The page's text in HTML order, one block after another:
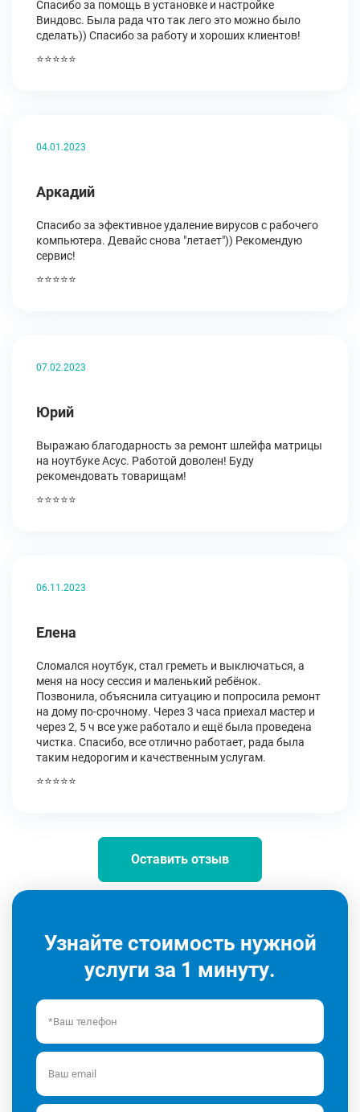
Спасибо за помощь в установке и настройке
Виндовс. Была рада что так лего это можно было
сделать)) Спасибо за работу и хороших клиентов!
⭐⭐⭐⭐⭐
04.01.2023
Аркадий
Спасибо за эфективное удаление вирусов с рабочего
компьютера. Девайс снова "летает")) Рекомендую
сервис!
⭐⭐⭐⭐⭐
07.02.2023
Юрий
Выражаю благодарность за ремонт шлейфа матрицы
на ноутбуке Асус. Работой доволен! Буду
рекомендовать товарищам!
⭐⭐⭐⭐⭐
06.11.2023
Елена
Сломался ноутбук, стал греметь и выключаться, а
меня на носу сессия и маленький ребёнок.
Позвонила, объяснила ситуацию и попросила ремонт
на дому по-срочному. Через 3 часа приехал мастер и
через 2, 5 ч все уже работало и ещё была проведена
чистка. Спасибо, все отлично работает, рада была
таким недорогим и качественным услугам.
⭐⭐⭐⭐⭐
Оставить отзыв
Узнайте стоимость нужной
услуги за 1 минуту.